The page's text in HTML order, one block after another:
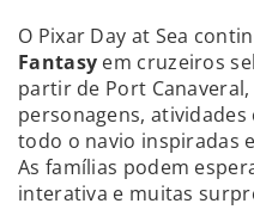
O Pixar Day at Sea
Fantasy em cruzeiros
partir de Port
personagens,
todo o navio inspiradas
As famílias podem
interativa e muitas